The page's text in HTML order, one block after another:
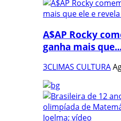
A$AP Rocky
ganha mais
3CLIMAS CULTURA